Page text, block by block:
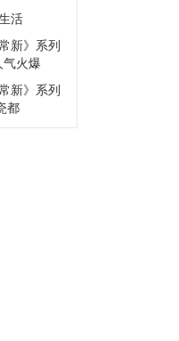
活
新》系列
气火爆
新》系列
都